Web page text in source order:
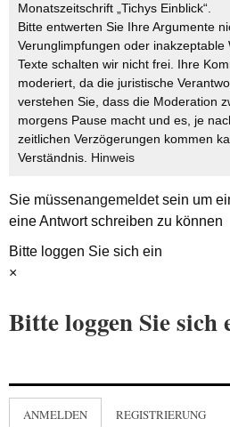
Monatszeitschrift „Tichys Einblick“.
Bitte entwerten Sie Ihre Argumente
Verunglimpfungen oder inakzeptable
Texte schalten wir nicht frei. Ihre
moderiert, da die juristische
verstehen Sie, dass die Moderation
morgens Pause macht und es, je
zeitlichen Verzögerungen kommen
Verständnis. Hinweis
Sie müssenangemeldetsein um
eine Antwort schreiben zu können
Bitte loggen Sie sich ein
×
Bitte loggen Sie sich
ANMELDEN REGISTRIERUNG